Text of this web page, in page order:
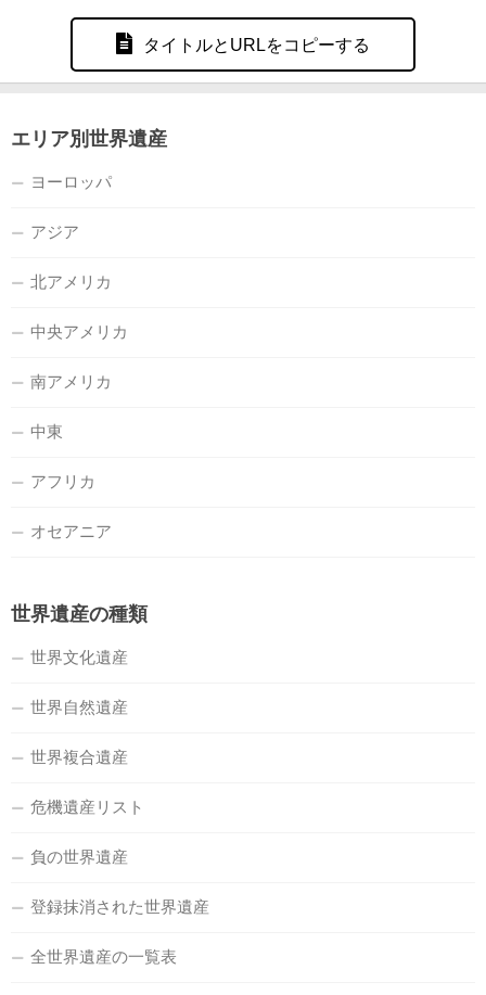
タイトルとURLをコピーする
エリア別世界遺産
ヨーロッパ
アジア
北アメリカ
中央アメリカ
南アメリカ
中東
アフリカ
オセアニア
世界遺産の種類
世界文化遺産
世界自然遺産
世界複合遺産
危機遺産リスト
負の世界遺産
登録抹消された世界遺産
全世界遺産の一覧表